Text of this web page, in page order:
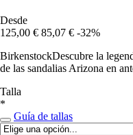
Desde
125,00 € 85,07 € -32%
BirkenstockDescubre la
de las sandalias Arizona en
Talla
*
Guía de tallas